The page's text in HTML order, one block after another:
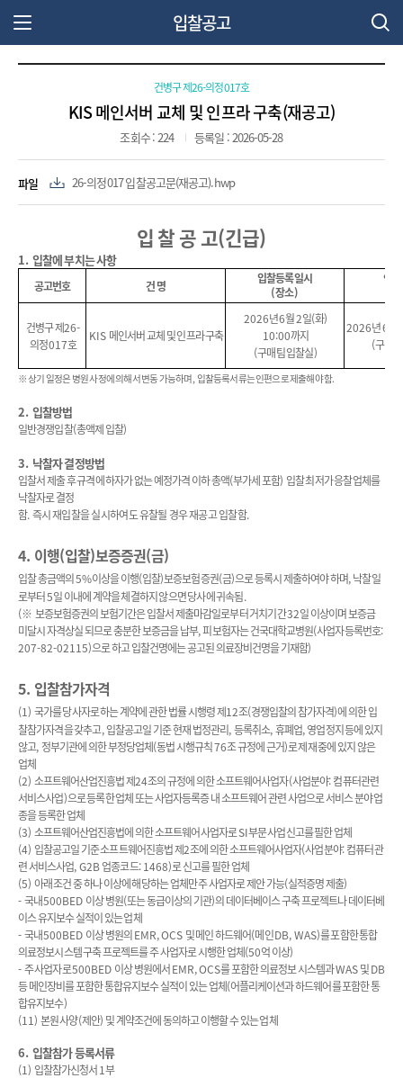
입찰공고
건병구 제26-의정017호
KIS 메인서버 교체 및 인프라 구축(재공고)
조회수 : 224 등록일 : 2026-05-28
파일 26-의정017 입찰공고문(재공고).hwp
입 찰 공 고(긴급)
1. 입찰에 부치는 사항
공고번호 건 명
입찰등록일시
(장소)
입
건병구 제26-
의정017호
KIS 메인서버 교체 및 인프라 구축
2026년6월2일(화)
10:00까지
(구매팀 입찰실)
2026년6
(구매
※상기 일정은 병원 사정에 의해서 변동 가능하며,입찰등록서류는 인편으로 제출해야 함.
2. 입찰방법
일반경쟁입찰(총액제 입찰)
3. 낙찰자 결정방법
입찰서 제출 후 규격에 하자가 없는 예정가격 이하 총액(부가세 포함) 입찰 최저가 응찰업체를
낙찰자로 결정
함. 즉시 재입찰을 실시하여도 유찰될 경우 재공고 입찰함.
4. 이행(입찰)보증증권(금)
입찰 총금액의5%이상을 이행(입찰)보증보험증권(금)으로 등록시 제출하여야 하며,낙찰일
로부터5일 이내에 계약을 체결하지 않으면 당사에 귀속됨.
(※ 보증보험증권의 보험기간은 입찰서 제출마감일로부터 거치기간32일 이상이며 보증금
미달시 자격상실 되므로 충분한 보증금을 납부,피보험자는 건국대학교병원(사업자등록번호:
207-82-02115)으로 하고 입찰건명에는 공고된 의료장비건명을 기재함)
5. 입찰참가자격
(1) 국가를 당사자로 하는 계약에 관한 법률 시행령 제12조(경쟁입찰의 참가자격)에 의한 입
찰참가자격을 갖추고,입찰공고일 기준 현재 법정관리,등록취소,휴폐업,영업정지 등에 있지
않고, 정부기관에 의한 부정당업체(동법 시행규칙76조 규정에 근거)로 제재 중에 있지 않은
업체
(2) 소프트웨어산업진흥법 제24조의 규정에 의한 소프트웨어사업자(사업분야:컴퓨터관련
서비스사업)으로 등록한 업체 또는 사업자등록증 내 소프트웨어 관련 사업으로 서비스 분야 업
종을 등록한 업체
(3) 소프트웨어산업진흥법에 의한 소프트웨어사업자로SI부문 사업신고를 필한 업체
(4) 입찰공고일 기준 소프트웨어진흥법 제2조에 의한 소프트웨어사업자(사업분야:컴퓨터관
련 서비스사업, G2B업종코드: 1468)로 신고를 필한 업체
(5) 아래 조건 중 하나 이상에 해당하는 업체만 주 사업자로 제안 가능(실적증명 제출)
-국내500BED 이상 병원(또는 동급이상의 기관)의 데이터베이스 구축 프로젝트나 데이터베
이스 유지보수 실적이 있는 업체
-국내500BED 이상 병원의EMR, OCS 및 메인 하드웨어(메인DB, WAS)를 포함한 통합
의료정보시스템 구축 프로젝트를 주 사업자로 시행한 업체(50억 이상)
-주 사업자로500BED 이상 병원에서EMR, OCS를 포함한 의료정보 시스템과WAS및DB
등 메인장비를 포함한 통합유지보수 실적이 있는 업체(어플리케이션과 하드웨어를 포함한 통
합유지보수)
(11) 본원 사양(제안) 및 계약조건에 동의하고 이행할 수 있는 업체
6. 입찰참가 등록서류
(1) 입찰참가신청서1부